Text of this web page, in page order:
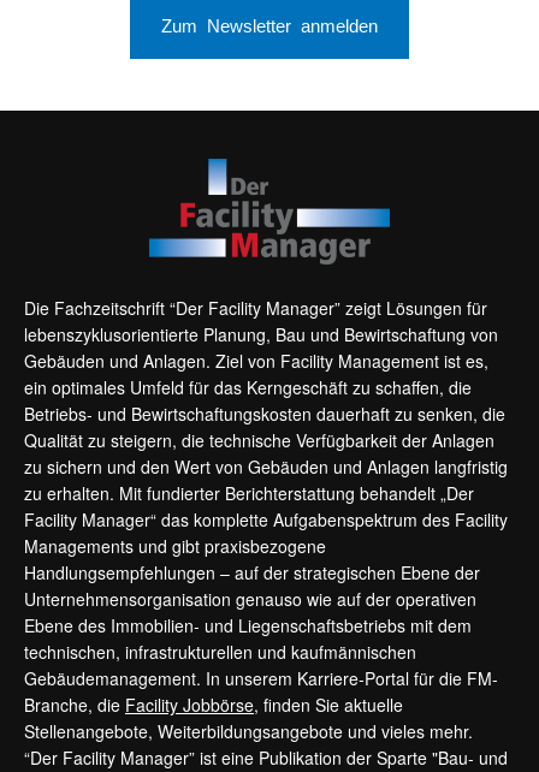
Zum Newsletter anmelden
Die Fachzeitschrift “Der Facility Manager” zeigt Lösungen für
lebenszyklusorientierte Planung, Bau und Bewirtschaftung von
Gebäuden und Anlagen. Ziel von Facility Management ist es,
ein optimales Umfeld für das Kerngeschäft zu schaffen, die
Betriebs- und Bewirtschaftungskosten dauerhaft zu senken, die
Qualität zu steigern, die technische Verfügbarkeit der Anlagen
zu sichern und den Wert von Gebäuden und Anlagen langfristig
zu erhalten. Mit fundierter Berichterstattung behandelt „Der
Facility Manager“ das komplette Aufgabenspektrum des Facility
Managements und gibt praxisbezogene
Handlungsempfehlungen – auf der strategischen Ebene der
Unternehmensorganisation genauso wie auf der operativen
Ebene des Immobilien- und Liegenschaftsbetriebs mit dem
technischen, infrastrukturellen und kaufmännischen
Gebäudemanagement. In unserem Karriere-Portal für die FM-
Branche, die Facility Jobbörse, finden Sie aktuelle
Stellenangebote, Weiterbildungsangebote und vieles mehr.
“Der Facility Manager” ist eine Publikation der Sparte "Bau- und